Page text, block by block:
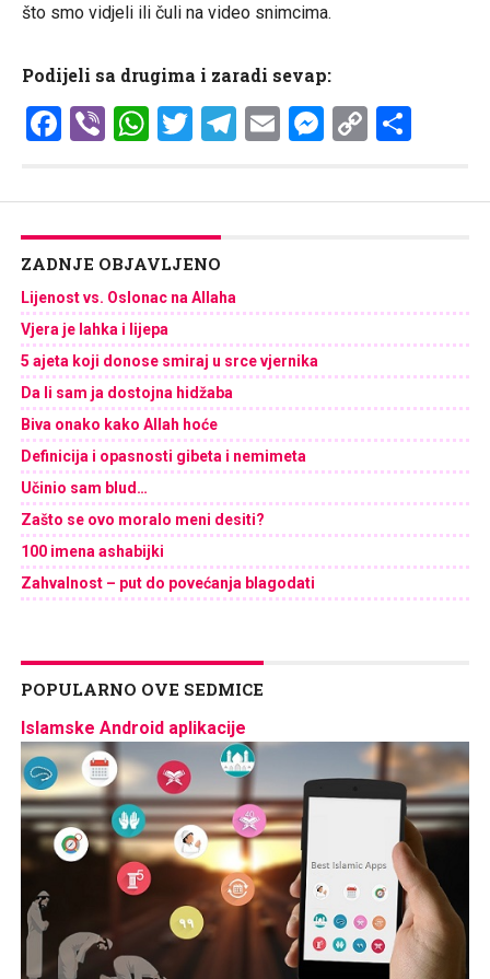
što smo vidjeli ili čuli na video snimcima.
Podijeli sa drugima i zaradi sevap:
Facebook
ViberWhatsApp
Twitter
Telegram
EmailCopy
ZADNJE OBJAVLJENO
Lijenost vs. Oslonac na Allaha
Vjera je lahka i lijepa
5 ajeta koji donose smiraj u srce vjernika
Da li sam ja dostojna hidžaba
Biva onako kako Allah hoće
Definicija i opasnosti gibeta i nemimeta
Učinio sam blud…
Zašto se ovo moralo meni desiti?
100 imena ashabijki
Zahvalnost – put do povećanja blagodati
POPULARNO OVE SEDMICE
Islamske Android aplikacije